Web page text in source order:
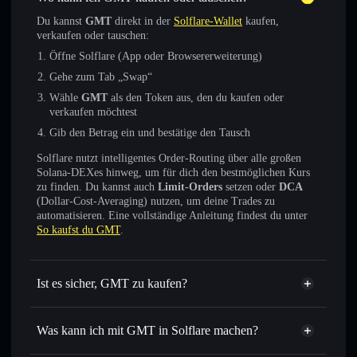
Du kannst GMT direkt in der Solflare-Wallet kaufen,
verkaufen oder tauschen:
Öffne Solflare (App oder Browsererweiterung)
Gehe zum Tab „Swap“
Wähle GMT als den Token aus, den du kaufen oder
verkaufen möchtest
Gib den Betrag ein und bestätige den Tausch
Solflare nutzt intelligentes Order-Routing über alle großen
Solana-DEXes hinweg, um für dich den bestmöglichen Kurs
zu finden. Du kannst auch Limit-Orders setzen oder DCA
(Dollar-Cost-Averaging) nutzen, um deine Trades zu
automatisieren. Eine vollständige Anleitung findest du unter
So kaufst du GMT.
Ist es sicher, GMT zu kaufen?
GMT verifizierter Token
Was kann ich mit GMT in Solflare machen?
GMT
Solflare-Wallet